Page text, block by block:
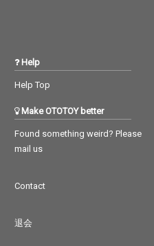
Help
Help Top
Make OTOTOY better
Found something weird? Please
mail us
Contact
退会